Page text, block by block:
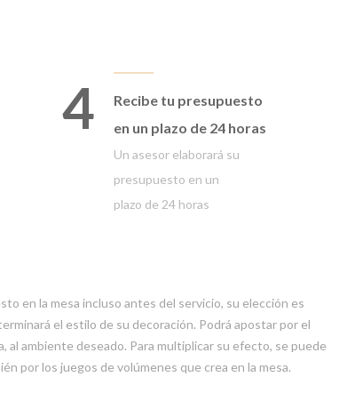
4
Recibe tu presupuesto
en un plazo de 24 horas
Un asesor elaborará su
presupuesto en un
plazo de 24 horas
en la mesa incluso antes del servicio, su elección es
el estilo de su decoración. Podrá apostar por el
al ambiente deseado. Para multiplicar su efecto, se puede
por los juegos de volúmenes que crea en la mesa.